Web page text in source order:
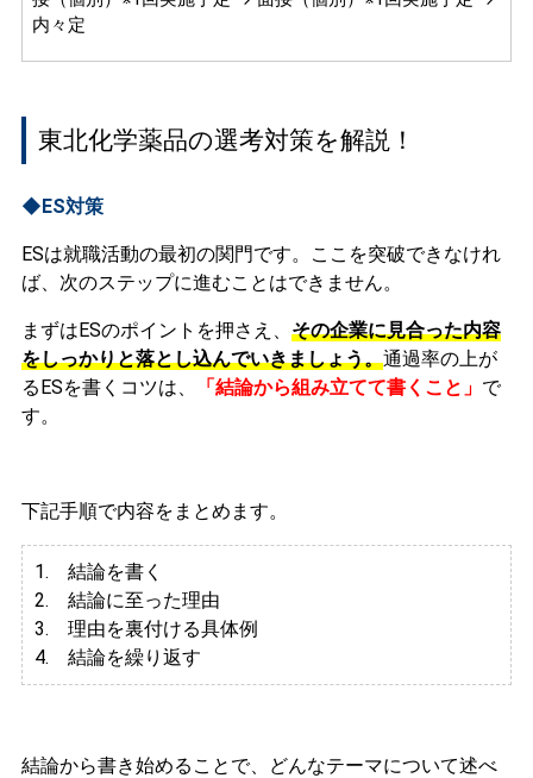
内々定
東北化学薬品の選考対策を解説！
◆ES対策
ESは就職活動の最初の関門です。ここを突破できなけれ
ば、次のステップに進むことはできません。
まずはESのポイントを押さえ、 その企業に見合った内容
をしっかりと落とし込んでいきましょう。通過率の上が
るESを書くコツは、
「結論から組み立てて書くこと」 で
す。
下記手順で内容をまとめます。
1. 結論を書く
2. 結論に至った理由
3. 理由を裏付ける具体例
4. 結論を繰り返す
結論から書き始めることで、どんなテーマについて述べ